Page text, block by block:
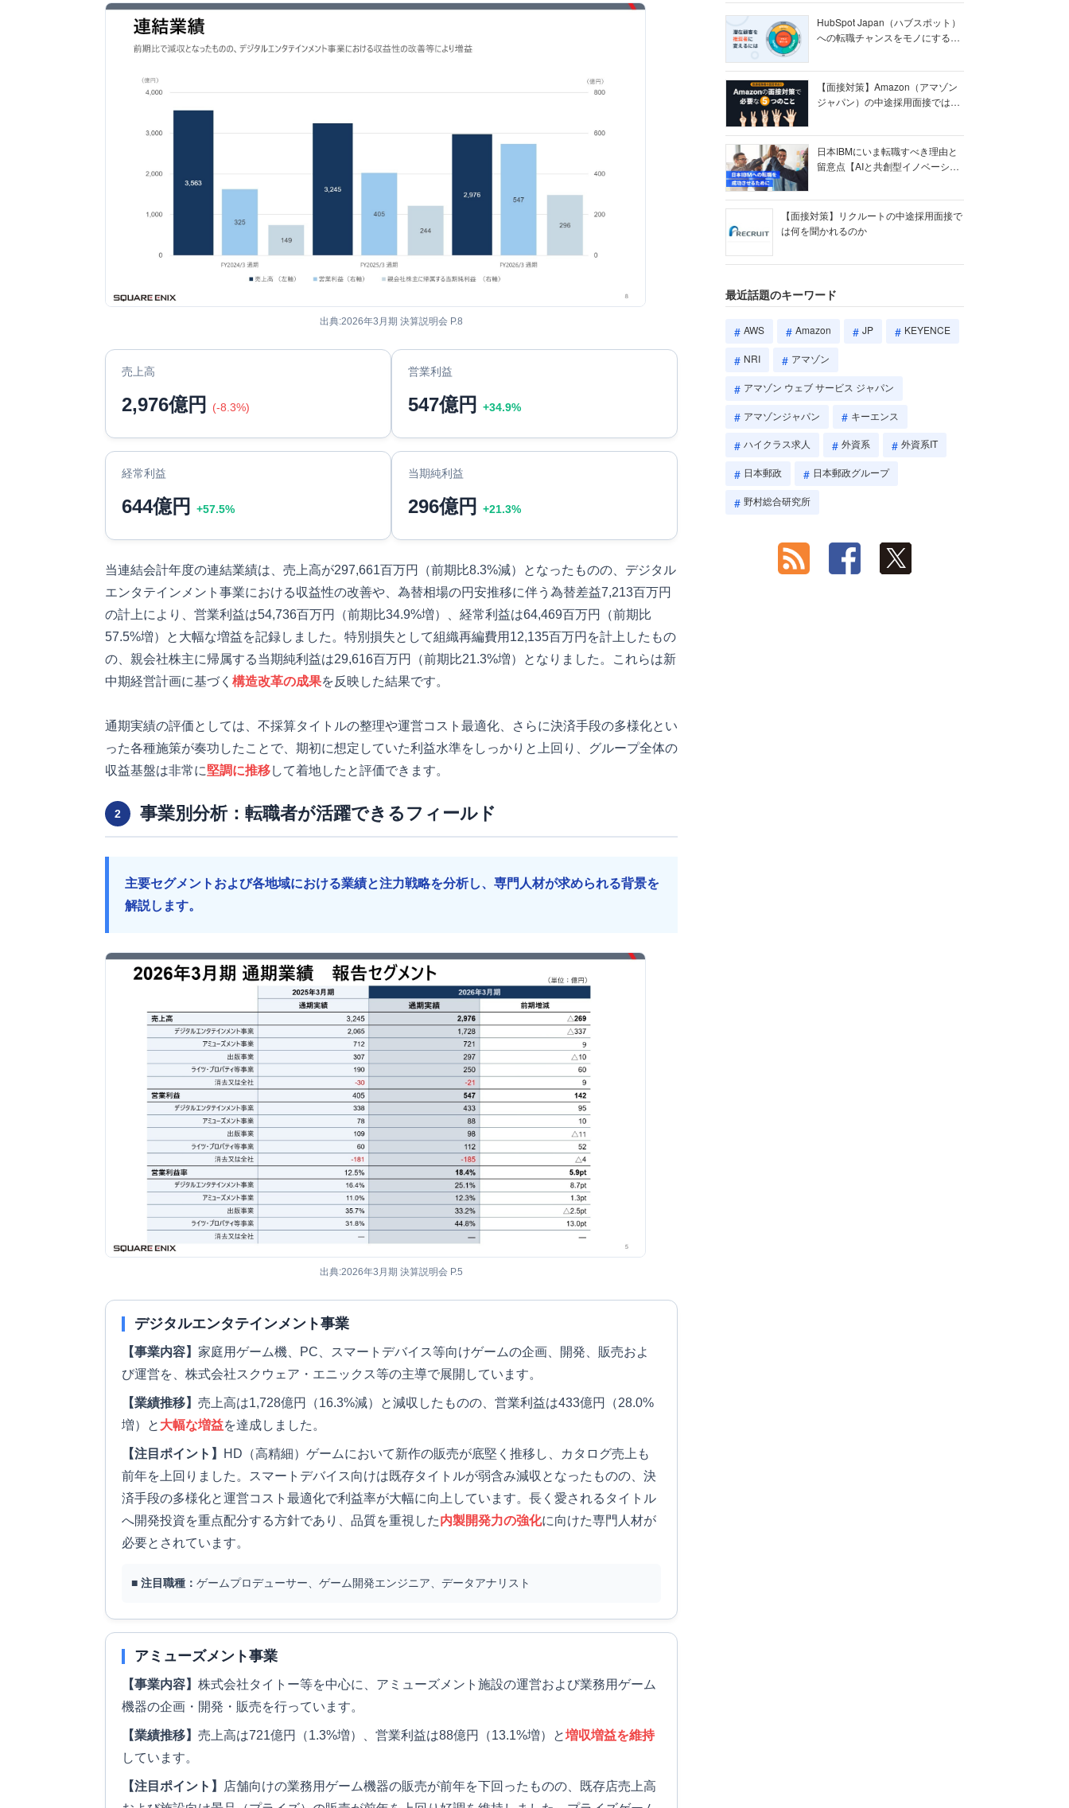
出典:2026年3月期 決算説明会 P.8
売上高
2,976億円 (-8.3%)
営業利益
547億円 +34.9%
経常利益
644億円 +57.5%
当期純利益
296億円 +21.3%
当連結会計年度の連結業績は、売上高が297,661百万円（前期比8.3%減）となったものの、デジタル
エンタテインメント事業における収益性の改善や、為替相場の円安推移に伴う為替差益7,213百万円
の計上により、営業利益は54,736百万円（前期比34.9%増）、経常利益は64,469百万円（前期比
57.5%増）と大幅な増益を記録しました。特別損失として組織再編費用12,135百万円を計上したもの
の、親会社株主に帰属する当期純利益は29,616百万円（前期比21.3%増）となりました。これらは新
中期経営計画に基づく 構造改革の成果を反映した結果です。
通期実績の評価としては、不採算タイトルの整理や運営コスト最適化、さらに決済手段の多様化とい
った各種施策が奏功したことで、期初に想定していた利益水準をしっかりと上回り、グループ全体の
収益基盤は非常に堅調に推移して着地したと評価できます。
2 事業別分析：転職者が活躍できるフィールド
主要セグメントおよび各地域における業績と注力戦略を分析し、専門人材が求められる背景を
解説します。
出典:2026年3月期 決算説明会 P.5
デジタルエンタテインメント事業
【事業内容】 家庭用ゲーム機、PC、スマートデバイス等向けゲームの企画、開発、販売およ
び運営を、株式会社スクウェア・エニックス等の主導で展開しています。
【業績推移】 売上高は1,728億円（16.3%減）と減収したものの、営業利益は433億円（28.0%
増）と 大幅な増益を達成しました。
【注目ポイント】
HD（高精細）ゲームにおいて新作の販売が底堅く推移し、カタログ売上も
前年を上回りました。スマートデバイス向けは既存タイトルが弱含み減収となったものの、決
済手段の多様化と運営コスト最適化で利益率が大幅に向上しています。長く愛されるタイトル
へ開発投資を重点配分する方針であり、品質を重視した内製開発力の強化に向けた専門人材が
必要とされています。
■ 注目職種： ゲームプロデューサー、ゲーム開発エンジニア、データアナリスト
アミューズメント事業
【事業内容】 株式会社タイトー等を中心に、アミューズメント施設の運営および業務用ゲーム
機器の企画・開発・販売を行っています。
【業績推移】 売上高は721億円（1.3%増）、営業利益は88億円（13.1%増）と増収増益を維持
しています。
【注目ポイント】
店舗向けの業務用ゲーム機器の販売が前年を下回ったものの、既存店売上高
HubSpot Japan（ハブスポット）
への転職チャンスをモノにする
【面接対策】Amazon（アマゾン
ジャパン）の中途採用面接では何
日本IBMにいま転職すべき理由と
留意点【AIと共創型イノベーショ
【面接対策】リクルートの中途採用面接で
は何を聞かれるのか
最近話題のキーワード
AWS Amazon JP KEYENCE
NRI アマゾン
アマゾン ウェブ サービス ジャパン
アマゾンジャパン キーエンス
ハイクラス求人 外資系 外資系IT
日本郵政 日本郵政グループ
野村総合研究所